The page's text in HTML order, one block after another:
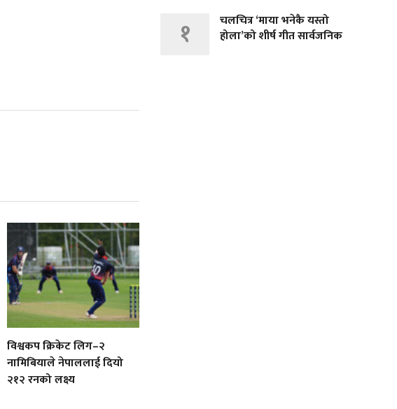
विश्वकप क्रिकेट लिग–२
नामिबियाले नेपाललाई दियो
२१२ रनको लक्ष्य
१
चलचित्र ‘माया भनेकै यस्तो
होला’को शीर्ष गीत सार्वजनिक